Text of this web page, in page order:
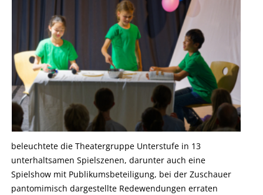
beleuchtete die Theatergruppe Unterstufe in 13
unterhaltsamen Spielszenen, darunter auch eine
Spielshow mit Publikumsbeteiligung, bei der Zuschauer
pantomimisch dargestellte Redewendungen erraten